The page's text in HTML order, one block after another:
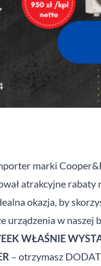
marki
atrakcyjne rabaty
okazja, by
urządzenia w naszej
WŁAŚNIE
– otrzymasz